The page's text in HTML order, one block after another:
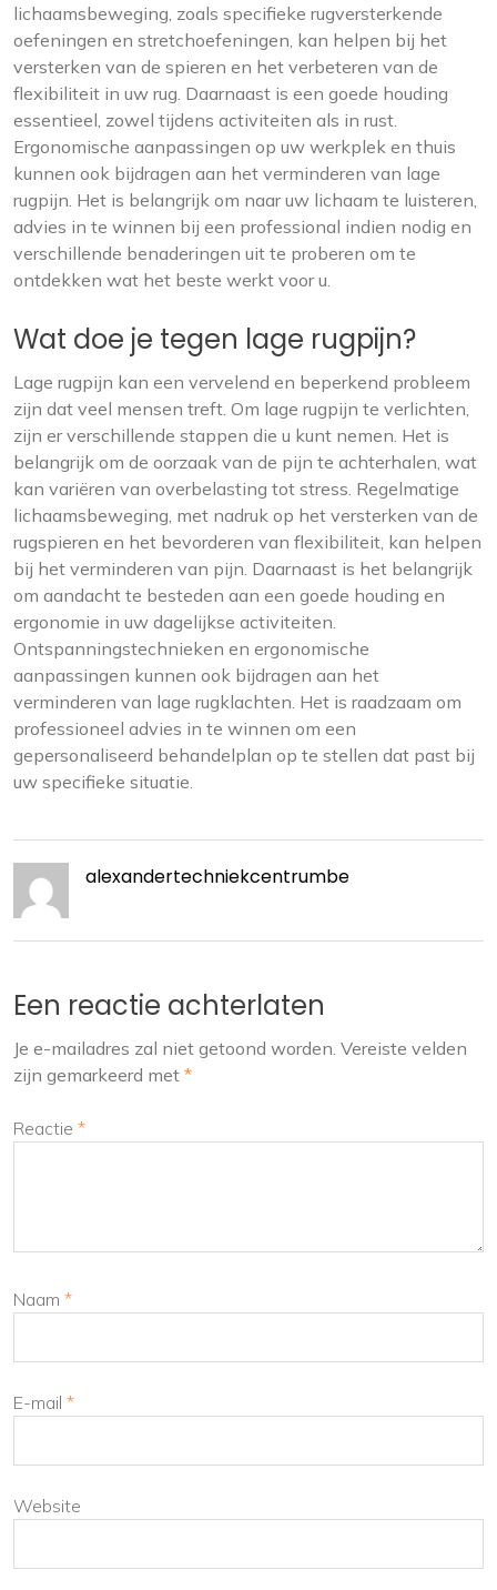
lichaamsbeweging, zoals specifieke rugversterkende
oefeningen en stretchoefeningen, kan helpen bij het
versterken van de spieren en het verbeteren van de
flexibiliteit in uw rug. Daarnaast is een goede houding
essentieel, zowel tijdens activiteiten als in rust.
Ergonomische aanpassingen op uw werkplek en thuis
kunnen ook bijdragen aan het verminderen van lage
rugpijn. Het is belangrijk om naar uw lichaam te luisteren,
advies in te winnen bij een professional indien nodig en
verschillende benaderingen uit te proberen om te
ontdekken wat het beste werkt voor u.
Wat doe je tegen lage rugpijn?
Lage rugpijn kan een vervelend en beperkend probleem
zijn dat veel mensen treft. Om lage rugpijn te verlichten,
zijn er verschillende stappen die u kunt nemen. Het is
belangrijk om de oorzaak van de pijn te achterhalen, wat
kan variëren van overbelasting tot stress. Regelmatige
lichaamsbeweging, met nadruk op het versterken van de
rugspieren en het bevorderen van flexibiliteit, kan helpen
bij het verminderen van pijn. Daarnaast is het belangrijk
om aandacht te besteden aan een goede houding en
ergonomie in uw dagelijkse activiteiten.
Ontspanningstechnieken en ergonomische
aanpassingen kunnen ook bijdragen aan het
verminderen van lage rugklachten. Het is raadzaam om
professioneel advies in te winnen om een
gepersonaliseerd behandelplan op te stellen dat past bij
uw specifieke situatie.
alexandertechniekcentrumbe
Een reactie achterlaten
Je e-mailadres zal niet getoond worden. Vereiste velden
zijn gemarkeerd met *
Reactie *
Naam *
E-mail *
Website